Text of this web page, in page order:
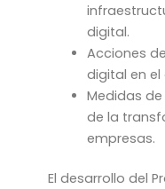
digital.
Acciones
digital en
Medidas
de la
empresas.
El desarrollo del